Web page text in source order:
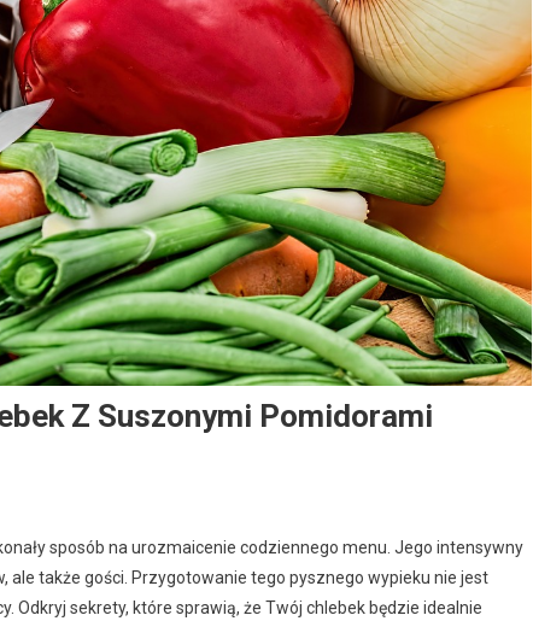
Z Suszonymi Pomidorami
sposób na urozmaicenie codziennego menu. Jego intensywny
także gości. Przygotowanie tego pysznego wypieku nie jest
sekrety, które sprawią, że Twój chlebek będzie idealnie